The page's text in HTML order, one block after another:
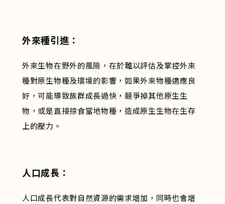
外來種引進：
外來生物在野外的風險，在於難以評估及掌控外來
種對原生物種及環境的影響，如果外來物種適應良
好，可能導致族群成長過快，競爭掉其他原生生
物，或是直接掠食當地物種，造成原生生物在生存
上的壓力。
人口成長：
人口成長代表對自然資源的需求增加，同時也會增